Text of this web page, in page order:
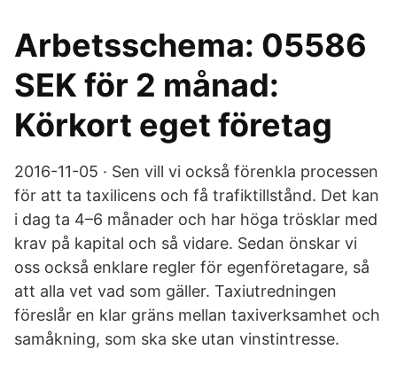
Arbetsschema: 05586
SEK för 2 månad:
Körkort eget företag
2016-11-05 · Sen vill vi också förenkla processen
för att ta taxilicens och få trafiktillstånd. Det kan
i dag ta 4–6 månader och har höga trösklar med
krav på kapital och så vidare. Sedan önskar vi
oss också enklare regler för egenföretagare, så
att alla vet vad som gäller. Taxiutredningen
föreslår en klar gräns mellan taxiverksamhet och
samåkning, som ska ske utan vinstintresse.